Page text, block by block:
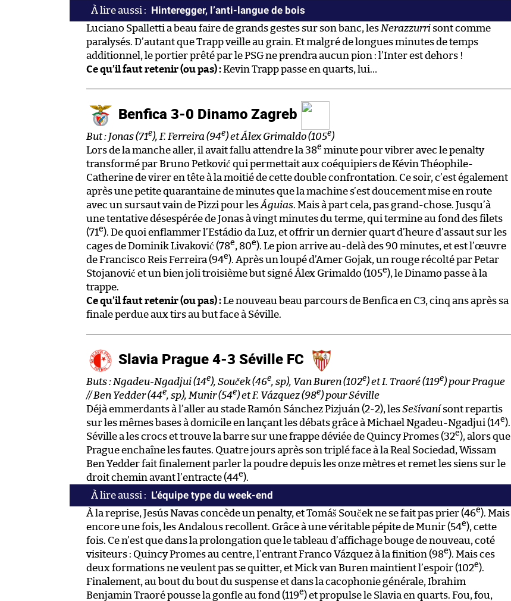
Hinteregger, l’anti-langue de bois
Luciano Spalletti a beau faire de grands gestes sur son banc, les Nerazzurri sont comme
paralysés. D’autant que Trapp veille au grain. Et malgré de longues minutes de temps
additionnel, le portier prêté par le PSG ne prendra aucun pion : l’Inter est dehors !
Ce qu’il faut retenir (ou pas) :Kevin Trapp passe en quarts, lui…
Benfica 3-0 Dinamo Zagreb
But : Jonas (71e), F. Ferreira (94e) et Álex Grimaldo (105e)
Lors de la manche aller, il avait fallu attendre la 38e minute pour vibrer avec le penalty
transformé par Bruno Petković qui permettait aux coéquipiers de Kévin Théophile-
Catherine de virer en tête à la moitié de cette double confrontation. Ce soir, c’est également
après une petite quarantaine de minutes que la machine s’est doucement mise en route
avec un sursaut vain de Pizzi pour lesÁguias. Mais à part cela, pas grand-chose. Jusqu’à
une tentative désespérée de Jonas à vingt minutes du terme, qui termine au fond des filets
(71e). De quoi enflammer l’Estádio da Luz, et offrir un dernier quart d’heure d’assaut sur les
cages de Dominik Livaković (78e, 80e). Le pion arrive au-delà des 90 minutes, et est l’œuvre
de Francisco Reis Ferreira (94e). Après un loupé d’Amer Gojak, un rouge récolté par Petar
Stojanović et un bien joli troisième but signé Álex Grimaldo (105e), le Dinamo passe à la
trappe.
Ce qu’il faut retenir (ou pas) :Le nouveau beau parcours de Benfica en C3, cinq ans après sa
finale perdue aux tirs au but face à Séville.
Slavia Prague 4-3 Séville FC
Buts : Ngadeu-Ngadjui (14e), Souček (46e, sp), Van Buren (102e) et I. Traoré (119e) pour Prague
// Ben Yedder (44e, sp), Munir (54e) et F. Vázquez (98e) pour Séville
Déjà emmerdants à l’aller au stade Ramón Sánchez Pizjuán (2-2), lesSešívaní sont repartis
sur les mêmes bases à domicile en lançant les débats grâce à Michael Ngadeu-Ngadjui (14e).
Séville a les crocs et trouve la barre sur une frappe déviée de Quincy Promes (32e), alors que
Prague enchaîne les fautes. Quatre jours après son triplé face à la Real Sociedad, Wissam
Ben Yedder fait finalement parler la poudre depuis les onze mètres et remet les siens sur le
droit chemin avant l’entracte (44e).
L’équipe type du week-end
À la reprise, Jesús Navas concède un penalty, et Tomáš Souček ne se fait pas prier (46e). Mais
encore une fois, les Andalous recollent. Grâce à une véritable pépite de Munir (54e), cette
fois. Ce n’est que dans la prolongation que le tableau d’affichage bouge de nouveau, coté
visiteurs : Quincy Promes au centre, l’entrant Franco Vázquez à la finition (98e). Mais ces
deux formations ne veulent pas se quitter, et Mick van Buren maintient l’espoir (102e).
Finalement, au bout du bout du suspense et dans la cacophonie générale, Ibrahim
Benjamin Traoré pousse la gonfle au fond (119e) et propulse le Slavia en quarts. Fou, fou,